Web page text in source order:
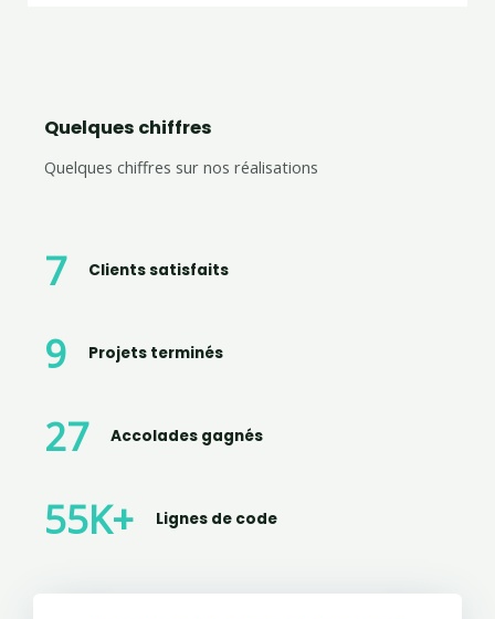
Quelques chiffres
Quelques chiffres sur nos réalisations
8 Clients satisfaits
10 Projets terminés
28 Accolades gagnés
56K+ Lignes de code